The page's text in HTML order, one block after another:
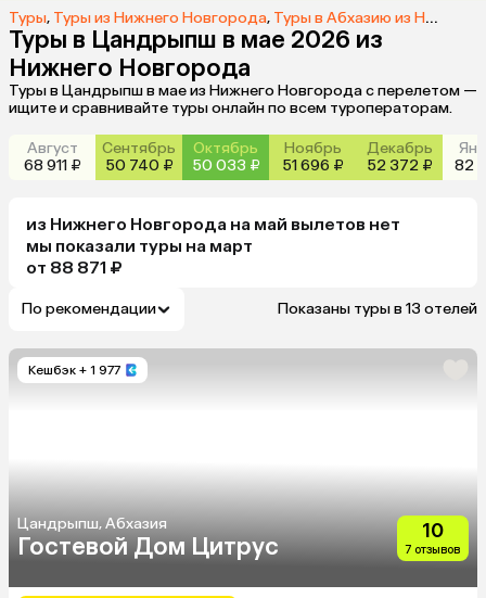
Туры, Туры из Нижнего Новгорода, Туры в Абхазию из Нижнего Новгорода
Туры в Цандрыпш в мае 2026 из
Нижнего Новгорода
Туры в Цандрыпш в мае из Нижнего Новгорода с перелетом —
ищите и сравнивайте туры онлайн по всем туроператорам.
Август
68 911 ₽
Сентябрь
50 740 ₽
Октябрь
50 033 ₽
Ноябрь
51 696 ₽
Декабрь
52 372 ₽
82
из Нижнего Новгорода на май вылетов нет
мы показали туры на март
от 88 871 ₽
По рекомендации Показаны туры в 13 отелей
Кешбэк + 1 977
Цандрыпш, Абхазия
Гостевой Дом Цитрус
10
7 отзывов